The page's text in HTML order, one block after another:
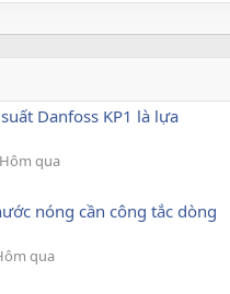
Danfoss KP1 là lựa
qua
nóng cần công tắc dòng
qua